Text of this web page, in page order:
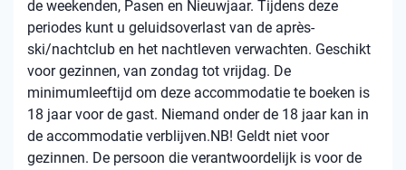
de weekenden, Pasen en Nieuwjaar. Tijdens deze
periodes kunt u geluidsoverlast van de après-
ski/nachtclub en het nachtleven verwachten. Geschikt
voor gezinnen, van zondag tot vrijdag. De
minimumleeftijd om deze accommodatie te boeken is
18 jaar voor de gast. Niemand onder de 18 jaar kan in
de accommodatie verblijven.NB! Geldt niet voor
gezinnen. De persoon die verantwoordelijk is voor de